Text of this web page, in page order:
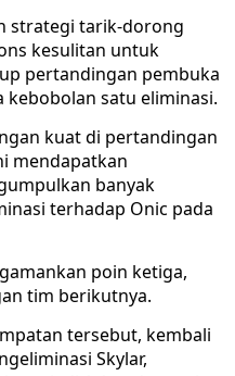
strategi tarik-dorong
kesulitan untuk
pertandingan pembuka
kebobolan satu eliminasi.
kuat di pertandingan
mendapatkan
banyak
terhadap Onic pada
poin ketiga,
tim berikutnya.
tersebut, kembali
Skylar,